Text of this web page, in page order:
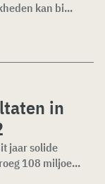
kan bi...
in
jaar solide
108 miljoe...